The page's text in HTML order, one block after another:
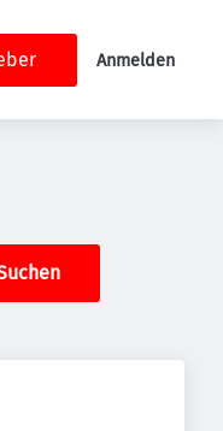
Anmelden